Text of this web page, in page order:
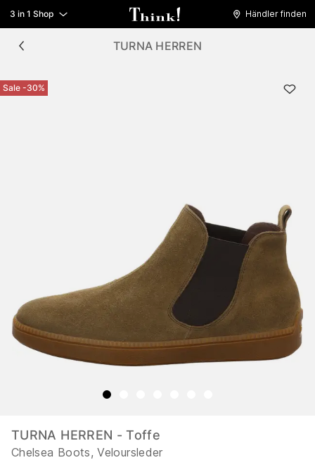
3 in 1 Shop Händler finden
TURNA HERREN
Sale -30%
TURNA HERREN - Toffe
Chelsea Boots, Veloursleder